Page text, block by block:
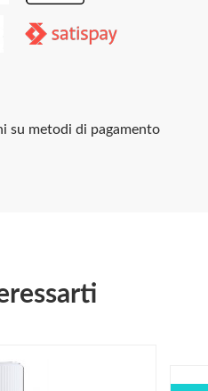
su metodi di pagamento